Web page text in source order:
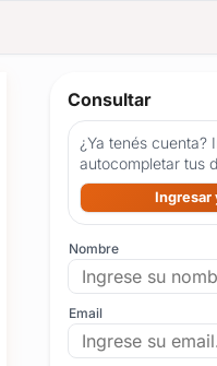
Consultar
¿Ya tenés cuenta?
autocompletar tus
Ingresar
Nombre
Email